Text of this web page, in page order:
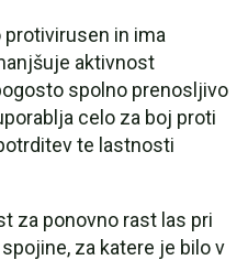
in ima
aktivnost
spolno prenosljivo
celo za boj proti
te lastnosti
za ponovno rast las pri
za katere je bilo v